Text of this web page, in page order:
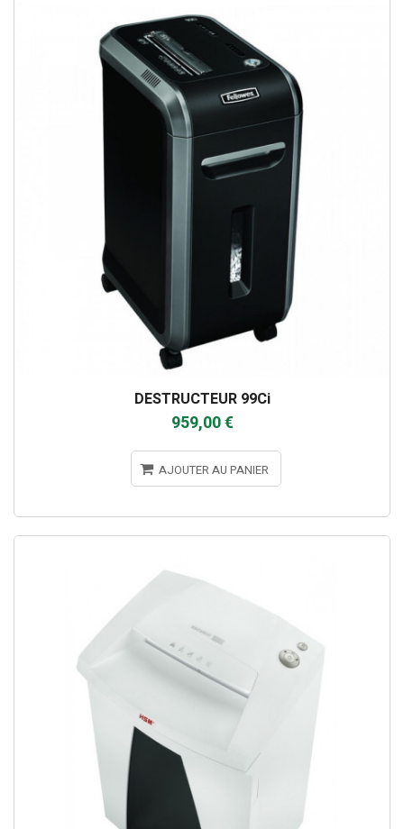
DESTRUCTEUR 99Ci
959,00 €
AJOUTER AU PANIER